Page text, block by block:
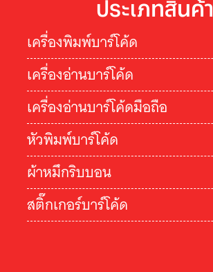
ประเภทสินค้า
เครื่องพิมพ์บาร์โค้ด
เครื่องอ่านบาร์โค้ด
เครื่องอ่านบาร์โค้ดมือถือ
หัวพิมพ์บาร์โค้ด
ผ้าหมึกริบบอน
สติ๊กเกอร์บาร์โค้ด